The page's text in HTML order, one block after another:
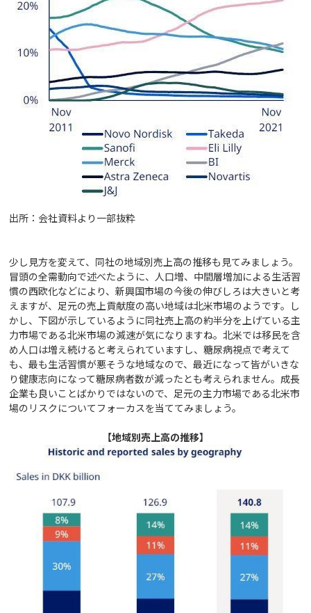
出所：会社資料より一部抜粋
少し見方を変えて、同社の地域別売上高の推移も見てみましょう。
冒頭の全需動向で述べたように、人口増、中間層増加による生活習
慣の西欧化などにより、新興国市場の今後の伸びしろは大きいと考
えますが、足元の売上貢献度の高い地域は北米市場のようです。し
かし、下図が示しているように同社売上高の約半分を上げている主
力市場である北米市場の減速が気になりますね。北米では移民を含
め人口は増え続けると考えられていますし、糖尿病視点で考えて
も、最も生活習慣が悪そうな地域なので、最近になって皆がいきな
り健康志向になって糖尿病者数が減ったとも考えられません。成長
企業も良いことばかりではないので、足元の主力市場である北米市
場のリスクについてフォーカスを当ててみましょう。
【地域別売上高の推移】